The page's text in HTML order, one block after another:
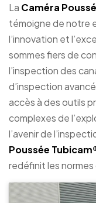
La Caméra
témoigne de notre
l’innovation et
sommes fiers de
l’inspection des
d’inspection
accès à des outils
complexes de
l’avenir de
Poussée
redéfinit les